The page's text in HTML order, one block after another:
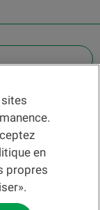
en
propres